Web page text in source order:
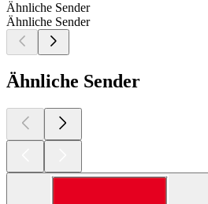
Ähnliche Sender
Ähnliche Sender
Ähnliche Sender